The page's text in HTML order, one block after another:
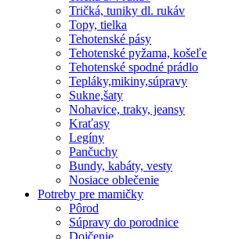
Tričká, tuniky dl. rukáv
Topy, tielka
Tehotenské pásy
Tehotenské pyžama, košeľe
Tehotenské spodné prádlo
Tepláky,mikiny,súpravy
Sukne,šaty
Nohavice, traky, jeansy
Kraťasy
Legíny
Pančuchy
Bundy, kabáty, vesty
Nosiace oblečenie
Potreby pre mamičky
Pôrod
Súpravy do porodnice
Dojčenie